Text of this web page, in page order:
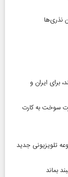
نذری‌ها
برای ایران و
سوخت به کارت
را از دست دادیم/ پخش ۲ مجموعه تلویزیونی جدید
بماند